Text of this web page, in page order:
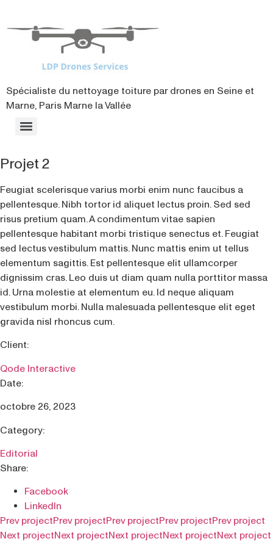
Spécialiste du nettoyage toiture par drones en Seine et
Marne, Paris Marne la Vallée
Projet 2
Feugiat scelerisque varius morbi enim nunc faucibus a
pellentesque. Nibh tortor id aliquet lectus proin. Sed sed
risus pretium quam. A condimentum vitae sapien
pellentesque habitant morbi tristique senectus et. Feugiat
sed lectus vestibulum mattis. Nunc mattis enim ut tellus
elementum sagittis. Est pellentesque elit ullamcorper
dignissim cras. Leo duis ut diam quam nulla porttitor massa
id. Urna molestie at elementum eu. Id neque aliquam
vestibulum morbi. Nulla malesuada pellentesque elit eget
gravida nisl rhoncus cum.
Client:
Qode Interactive
Date:
octobre 26, 2023
Category:
Editorial
Share:
Facebook
LinkedIn
Prev projectPrev projectPrev projectPrev projectPrev project
Next projectNext projectNext projectNext projectNext project